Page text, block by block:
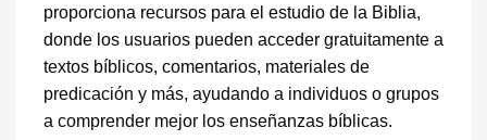
proporciona recursos para el estudio de la Biblia,
donde los usuarios pueden acceder gratuitamente a
textos bíblicos, comentarios, materiales de
predicación y más, ayudando a individuos o grupos
a comprender mejor los enseñanzas bíblicas.